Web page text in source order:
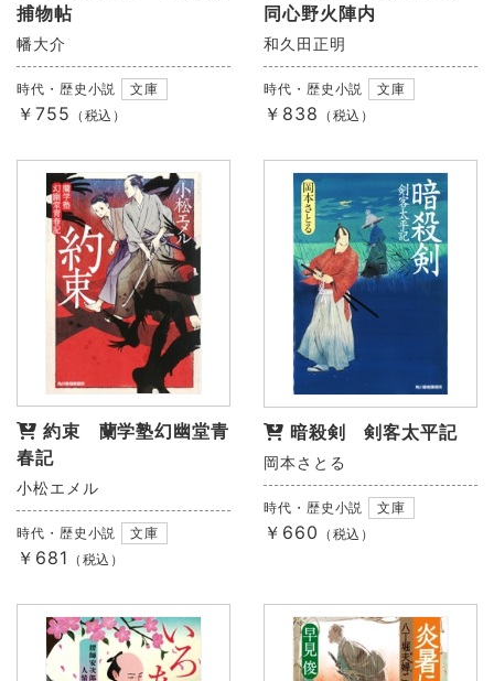
捕物帖
幡大介
時代・歴史小説 文庫
￥755 （税込）
同心野火陣内
和久田正明
時代・歴史小説 文庫
￥838 （税込）
約束 蘭学塾幻幽堂青
春記
小松エメル
時代・歴史小説 文庫
￥681 （税込）
暗殺剣 剣客太平記
岡本さとる
時代・歴史小説 文庫
￥660 （税込）